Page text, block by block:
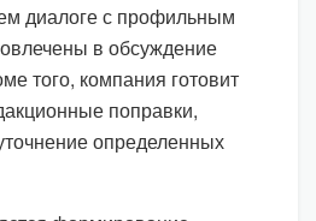
диалоге с профильным
в обсуждение
того, компания готовит
поправки,
определенных